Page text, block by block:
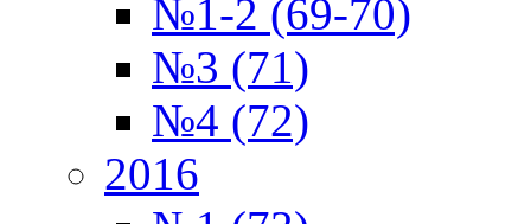
№1-2 (69-70)
№3 (71)
№4 (72)
2016